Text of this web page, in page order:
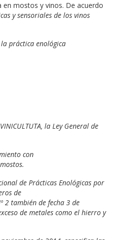
en mostos y vinos. De acuerdo
y sensoriales de los vinos
práctica enológica
la Ley General de
con
de Prácticas Enológicas por
de
2 también de fecha 3 de
de metales como el hierro y